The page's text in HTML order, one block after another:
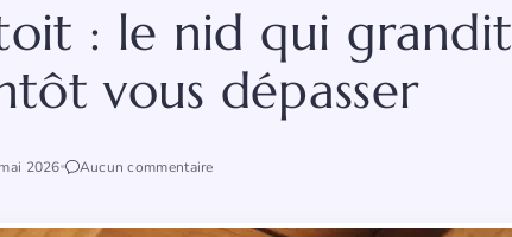
: le nid qui grandit
vous dépasser
2026 Aucun commentaire